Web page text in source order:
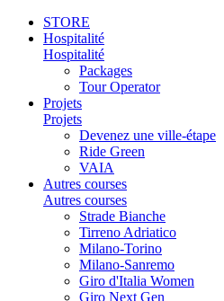
STORE
Hospitalité
Hospitalité
Packages
Tour Operator
Projets
Projets
Devenez une ville-étape
Ride Green
VAIA
Autres courses
Autres courses
Strade Bianche
Tirreno Adriatico
Milano-Torino
Milano-Sanremo
Giro d'Italia Women
Giro Next Gen